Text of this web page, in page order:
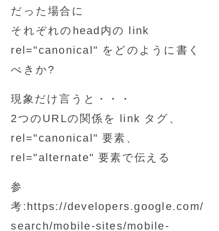
だった場合に
それぞれのhead内の link
rel="canonical" をどのように書く
べきか?
現象だけ言うと・・・
2つのURLの関係を link タグ、
rel="canonical" 要素、
rel="alternate" 要素で伝える
参
考: https://developers.google.com/
search/mobile-sites/mobile-